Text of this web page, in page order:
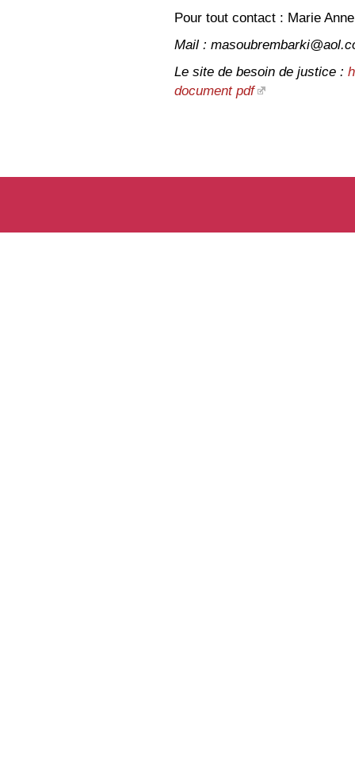
Pour tout contact : Marie
Mail :
Le site de besoin de justice :
document pdf